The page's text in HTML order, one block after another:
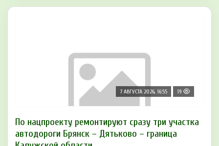
7 АВГУСТА 2026, 16:55 19
По нацпроекту ремонтируют сразу три участка
автодороги Брянск – Дятьково – граница